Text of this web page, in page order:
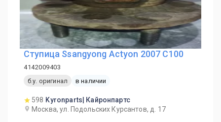
Ступица Ssangyong Actyon 2007 C100
4142009403
б.у. оригинал
в наличии
598 Kyronparts| Кайронпартс
Москва, ул. Подольских Курсантов, д. 17